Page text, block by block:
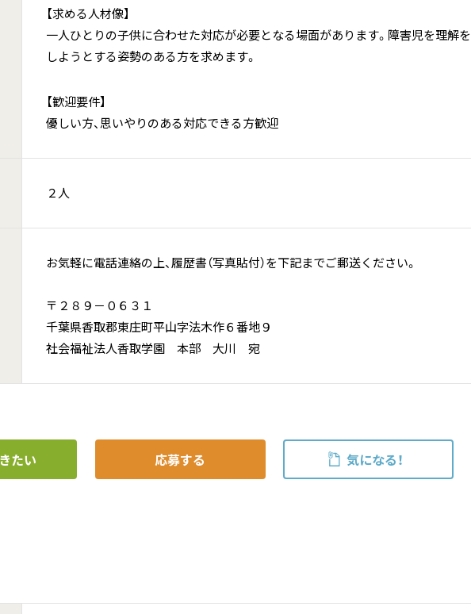
【求める人材像】
一人ひとりの子供に合わせた対応が必要となる場面があります。障害児を理解を
しようとする姿勢のある方を求めます。
【歓迎要件】
優しい方、思いやりのある対応できる方歓迎
２人
お気軽に電話連絡の上、履歴書（写真貼付）を下記までご郵送ください。
〒２８９－０６３１
千葉県香取郡東庄町平山字法木作６番地９
社会福祉法人香取学園 本部 大川 宛
たい 応募する 気になる！